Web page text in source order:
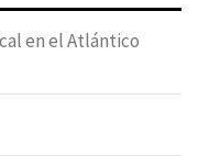
en el Atlántico